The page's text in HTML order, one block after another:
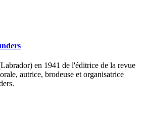
en 1941 de l'éditrice de la revue
autrice, brodeuse et organisatrice